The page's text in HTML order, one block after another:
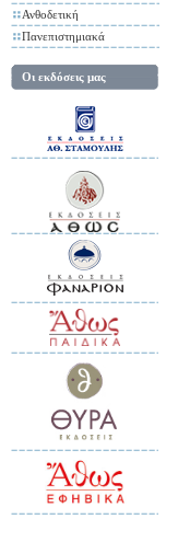
Ανθοδετική
Πανεπιστημιακά
Οι εκδόσεις μας